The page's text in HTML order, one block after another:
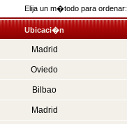
Elija un m�todo para ordenar:
Ubicaci�n
Madrid
Oviedo
Bilbao
Madrid